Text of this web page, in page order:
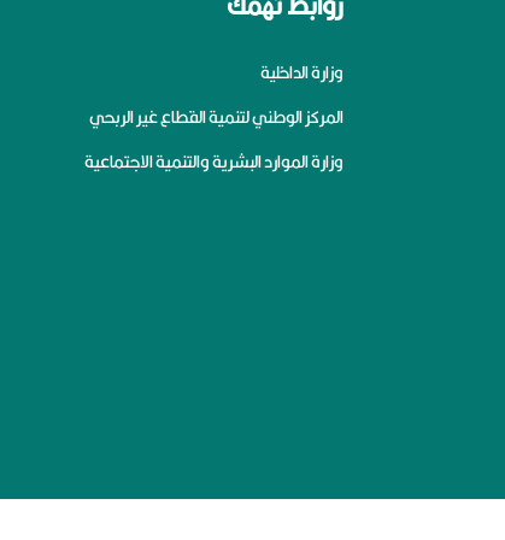
وزارة الداخلية
المركز الوطني لتنمية القطاع غير الربحي
وزارة الموارد البشرية والتنمية الاجتماعية